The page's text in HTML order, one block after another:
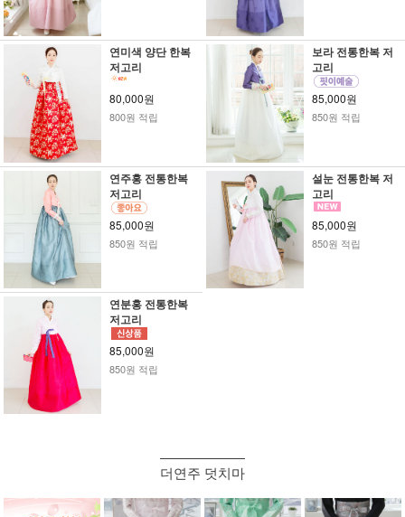
연미색 양단 한복
저고리
80,000원
800원 적립
보라 전통한복 저
고리
85,000원
850원 적립
연주홍 전통한복
저고리
85,000원
850원 적립
설눈 전통한복 저
고리
85,000원
850원 적립
연분홍 전통한복
저고리
85,000원
850원 적립
더연주 덧치마